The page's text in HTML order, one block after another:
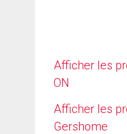
Afficher les
ON
Afficher les
Gershome